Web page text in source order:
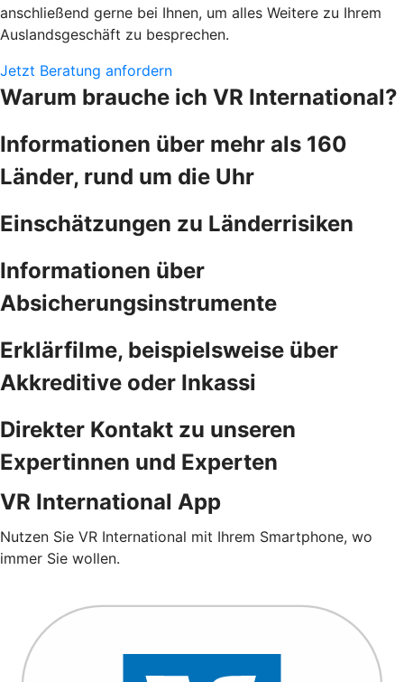
anschließend gerne bei Ihnen, um alles Weitere zu Ihrem
Auslandsgeschäft zu besprechen.
Jetzt Beratung anfordern
Warum brauche ich VR International?
Informationen über mehr als 160
Länder, rund um die Uhr
Einschätzungen zu Länderrisiken
Informationen über
Absicherungsinstrumente
Erklärfilme, beispielsweise über
Akkreditive oder Inkassi
Direkter Kontakt zu unseren
Expertinnen und Experten
VR International App
Nutzen Sie VR International mit Ihrem Smartphone, wo
immer Sie wollen.